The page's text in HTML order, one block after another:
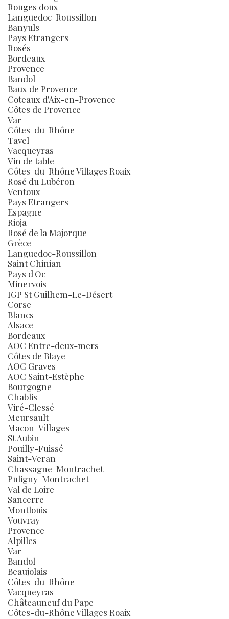
Rouges doux
Languedoc-Roussillon
Banyuls
Pays Etrangers
Rosés
Bordeaux
Provence
Bandol
Baux de Provence
Coteaux d'Aix-en-Provence
Côtes de Provence
Var
Côtes-du-Rhône
Tavel
Vacqueyras
Vin de table
Côtes-du-Rhône Villages Roaix
Rosé du Lubéron
Ventoux
Pays Etrangers
Espagne
Rioja
Rosé de la Majorque
Grèce
Languedoc-Roussillon
Saint Chinian
Pays d'Oc
Minervois
IGP St Guilhem-Le-Désert
Corse
Blancs
Alsace
Bordeaux
AOC Entre-deux-mers
Côtes de Blaye
AOC Graves
AOC Saint-Estèphe
Bourgogne
Chablis
Viré-Clessé
Meursault
Macon-Villages
St Aubin
Pouilly-Fuissé
Saint-Veran
Chassagne-Montrachet
Puligny-Montrachet
Val de Loire
Sancerre
Montlouis
Vouvray
Provence
Alpilles
Var
Bandol
Beaujolais
Côtes-du-Rhône
Vacqueyras
Châteauneuf du Pape
Côtes-du-Rhône Villages Roaix